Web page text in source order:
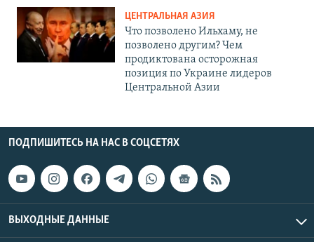
ЦЕНТРАЛЬНАЯ АЗИЯ
Что позволено Ильхаму, не
позволено другим? Чем
продиктована осторожная
позиция по Украине лидеров
Центральной Азии
ПОДПИШИТЕСЬ НА НАС В СОЦСЕТЯХ
ВЫХОДНЫЕ ДАННЫЕ